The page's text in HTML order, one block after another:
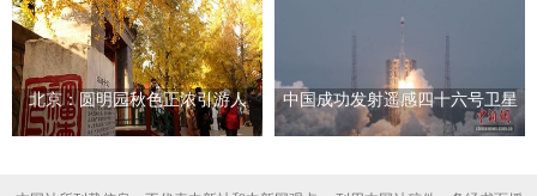
北京：圆明园秋色正浓引游人 中国成功发射遥感四十六号卫星